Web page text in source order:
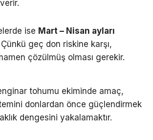
ise Mart – Nisan ayları
geç don riskine karşı,
çözülmüş olması gerekir.
tohumu ekiminde amaç,
donlardan önce güçlendirmek
dengesini yakalamaktır.